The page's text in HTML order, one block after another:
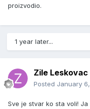
proizvodio.
1 year later...
Zile Leskovac
Posted January
Sve je stvar ko sta voli! Ja